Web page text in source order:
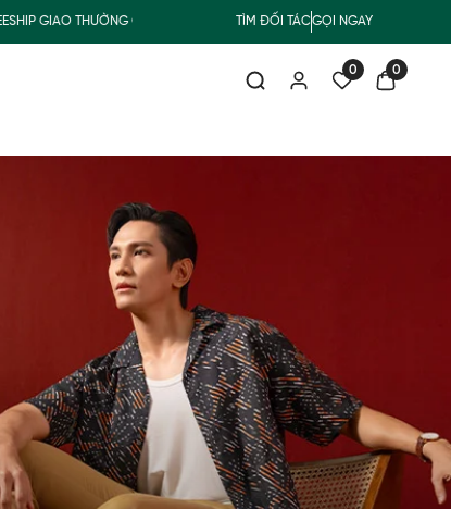
THƯỜNG CHO ĐƠN HÀNG TỪ 500.000Đ MUA NHẬN QUÀ
TÌM ĐỐI TÁCGỌI NGAY
0 0